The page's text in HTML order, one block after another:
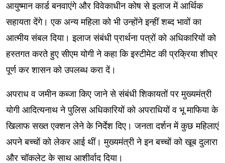
आयुष्मान कार्ड बनवाएंगे और विवेकाधीन कोष से इलाज में आर्थिक
सहायता देंगे। एक अन्य महिला को भी उन्होंने इन्हीं शब्द भावों का
आत्मीय संबल दिया। इलाज संबंधी प्रार्थना पत्रों को अधिकारियों को
हस्तगत करते हुए सीएम योगी ने कहा कि इस्टीमेट की प्रक्रिया शीघ्र
पूर्ण कर शासन को उपलब्ध करा दें।
अपराध व जमीन कब्जा किए जाने से संबंधी शिकायतों पर मुख्यमंत्री
योगी आदित्यनाथ ने पुलिस अधिकारियों को अपराधियों व भू माफिया के
खिलाफ सख्त एक्शन लेने के निर्देश दिए। जनता दर्शन में कुछ महिलाएं
अपने बच्चों को लेकर आई थीं। मुख्यमंत्री ने इन बच्चों को खूब दुलारा
और चॉकलेट के साथ आशीर्वाद दिया।